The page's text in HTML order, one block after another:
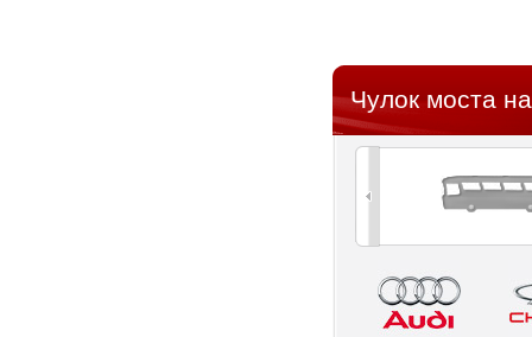
Чулок моста